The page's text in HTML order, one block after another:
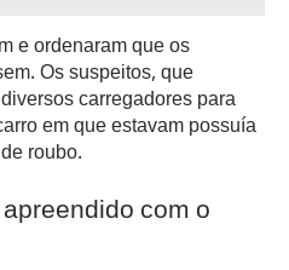
e ordenaram que os
Os suspeitos, que
carregadores para
em que estavam possuía
roubo.
com o